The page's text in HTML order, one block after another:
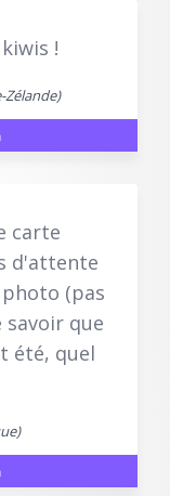
!
Zélande)
carte
d'attente
(pas
que
été, quel